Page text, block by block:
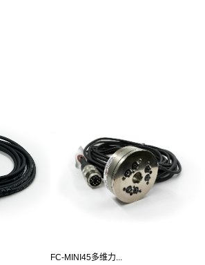
FC-MINI45多维力...